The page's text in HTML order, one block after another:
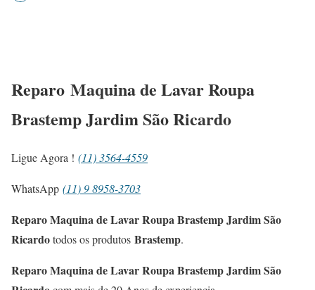
Reparo Maquina de Lavar Roupa
Brastemp Jardim São Ricardo
Ligue Agora ! (11) 3564-4559
WhatsApp (11) 9 8958-3703
Reparo Maquina de Lavar Roupa Brastemp Jardim São
Ricardotodos os produtos Brastemp.
Reparo Maquina de Lavar Roupa Brastemp Jardim São